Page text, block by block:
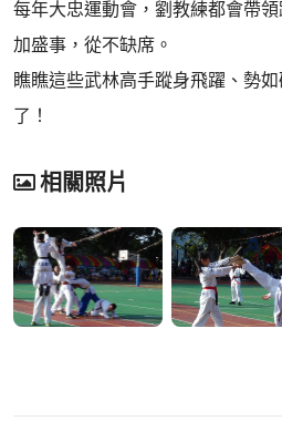
每年大忠運動會，劉教練都會帶
加盛事，從不缺席。
瞧瞧這些武林高手蹤身飛躍、勢
了！
相關照片